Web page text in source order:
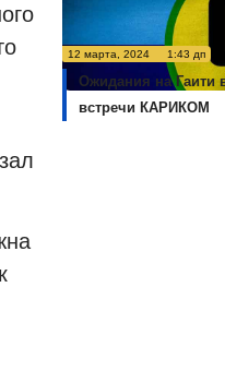
12 марта, 2024 1:43 дп
Ожидания на Гаити
встречи КАРИКОМ